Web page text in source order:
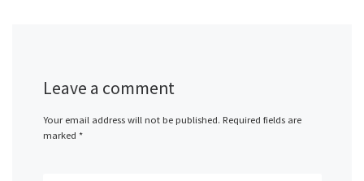
Leave a comment
Your email address will not be published. Required fields are
marked *